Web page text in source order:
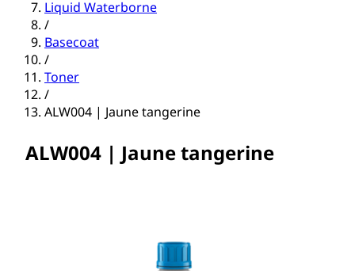
Liquid Waterborne
/
Basecoat
/
Toner
/
ALW004 | Jaune tangerine
ALW004 | Jaune tangerine